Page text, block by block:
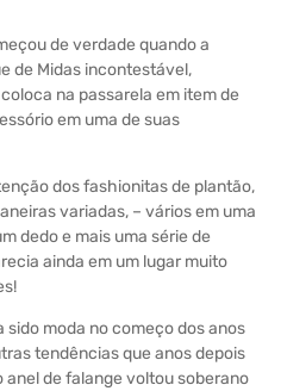
de verdade quando a
de Midas incontestável,
na passarela em item de
em uma de suas
dos fashionitas de plantão,
variadas, – vários em uma
dedo e mais uma série de
ainda em um lugar muito
sido moda no começo dos anos
tendências que anos depois
anel de falange voltou soberano